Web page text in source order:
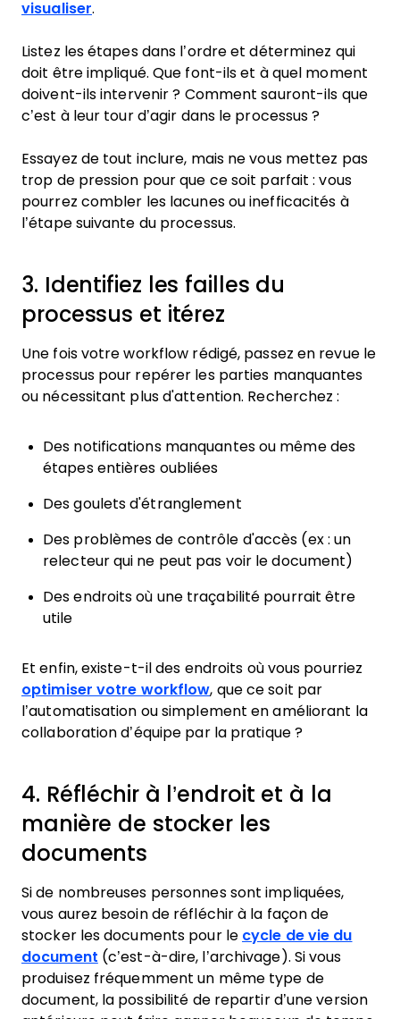
visualiser.
Listez les étapes dans l’ordre et déterminez qui
doit être impliqué. Que font-ils et à quel moment
doivent-ils intervenir ? Comment sauront-ils que
c’est à leur tour d’agir dans le processus ?
Essayez de tout inclure, mais ne vous mettez pas
trop de pression pour que ce soit parfait : vous
pourrez combler les lacunes ou inefficacités à
l’étape suivante du processus.
3. Identifiez les failles du
processus et itérez
Une fois votre workflow rédigé, passez en revue le
processus pour repérer les parties manquantes
ou nécessitant plus d'attention. Recherchez :
Des notifications manquantes ou même des
étapes entières oubliées
Des goulets d'étranglement
Des problèmes de contrôle d'accès (ex : un
relecteur qui ne peut pas voir le document)
Des endroits où une traçabilité pourrait être
utile
Et enfin, existe-t-il des endroits où vous pourriez
optimiser votre workflow, que ce soit par
l’automatisation ou simplement en améliorant la
collaboration d’équipe par la pratique ?
4. Réfléchir à l’endroit et à la
manière de stocker les
documents
Si de nombreuses personnes sont impliquées,
vous aurez besoin de réfléchir à la façon de
stocker les documents pour le cycle de vie du
document (c’est-à-dire, l’archivage). Si vous
produisez fréquemment un même type de
document, la possibilité de repartir d’une version